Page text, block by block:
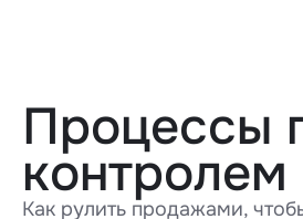
Процессы
контролем
Как рулить продажами,